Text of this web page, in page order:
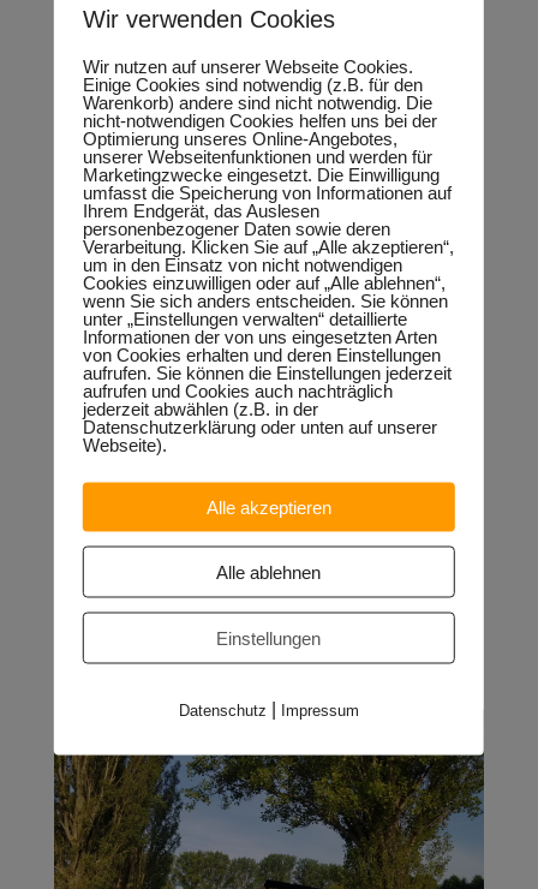
7.-9.8.2026 Heimatfest
Wir verwenden Cookies
Wir nutzen auf unserer Webseite Cookies.
Einige Cookies sind notwendig (z.B. für den
Warenkorb) andere sind nicht notwendig. Die
nicht-notwendigen Cookies helfen uns bei der
Optimierung unseres Online-Angebotes,
unserer Webseitenfunktionen und werden für
Marketingzwecke eingesetzt. Die Einwilligung
umfasst die Speicherung von Informationen auf
Ihrem Endgerät, das Auslesen
personenbezogener Daten sowie deren
Verarbeitung. Klicken Sie auf „Alle akzeptieren“,
um in den Einsatz von nicht notwendigen
Cookies einzuwilligen oder auf „Alle ablehnen“,
wenn Sie sich anders entscheiden. Sie können
unter „Einstellungen verwalten“ detaillierte
Informationen der von uns eingesetzten Arten
von Cookies erhalten und deren Einstellungen
aufrufen. Sie können die Einstellungen jederzeit
aufrufen und Cookies auch nachträglich
jederzeit abwählen (z.B. in der
Datenschutzerklärung oder unten auf unserer
Webseite).
Alle akzeptieren
Alle ablehnen
Einstellungen
Datenschutz Impressum